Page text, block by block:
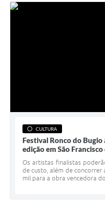
CULTURA
Festival Ronco do Bugio
edição em São
Os artistas finalistas
de custo, além de concorrer
mil para a obra vencedora